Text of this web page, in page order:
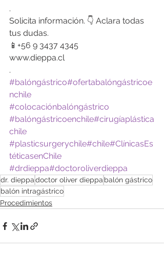
.
Solicita información. 👇 Aclara todas
tus dudas.
📱+56 9 3437 4345
www.dieppa.cl
.
#balóngástrico#ofertabalóngástricoe
nchile
#colocaciónbalóngástrico
#balóngástricoenchile#cirugíaplástica
chile
#plasticsurgerychile#chile#ClínicasEs
téticasenChile
#drdieppa#doctoroliverdieppa
dr. dieppadoctor oliver dieppa balón gástrico
balón intragástrico
Procedimientos